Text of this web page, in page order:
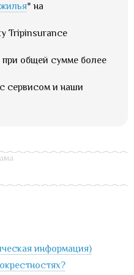
* на
Tripinsurance
при общей сумме более
сервисом и наши
информация)